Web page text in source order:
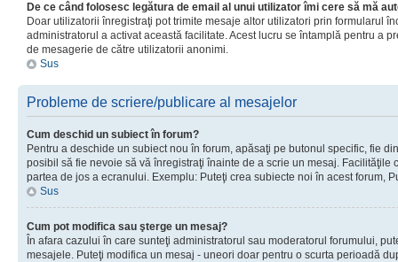
De ce când folosesc legătura de email al unui utilizator îmi cere să mă
Doar utilizatorii înregistraţi pot trimite mesaje altor utilizatori prin formularul
administratorul a activat această facilitate. Acest lucru se întamplă pentru a
de mesagerie de către utilizatorii anonimi.
Sus
Probleme de scriere/publicare al mesajelor
Cum deschid un subiect în forum?
Pentru a deschide un subiect nou în forum, apăsaţi pe butonul specific, fie
posibil să fie nevoie să vă înregistraţi înainte de a scrie un mesaj. Facilităţile
partea de jos a ecranului. Exemplu: Puteţi crea subiecte noi în acest forum,
Sus
Cum pot modifica sau şterge un mesaj?
În afara cazului în care sunteţi administratorul sau moderatorul forumului,
mesajele. Puteţi modifica un mesaj - uneori doar pentru o scurta perioadă